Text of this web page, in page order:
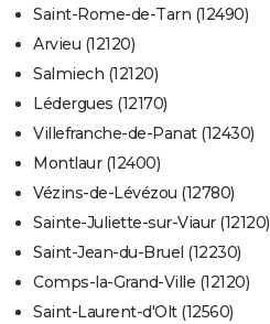
Saint-Rome-de-Tarn (12490)
Arvieu (12120)
Salmiech (12120)
Lédergues (12170)
Villefranche-de-Panat (12430)
Montlaur (12400)
Vézins-de-Lévézou (12780)
Sainte-Juliette-sur-Viaur (12120)
Saint-Jean-du-Bruel (12230)
Comps-la-Grand-Ville (12120)
Saint-Laurent-d'Olt (12560)